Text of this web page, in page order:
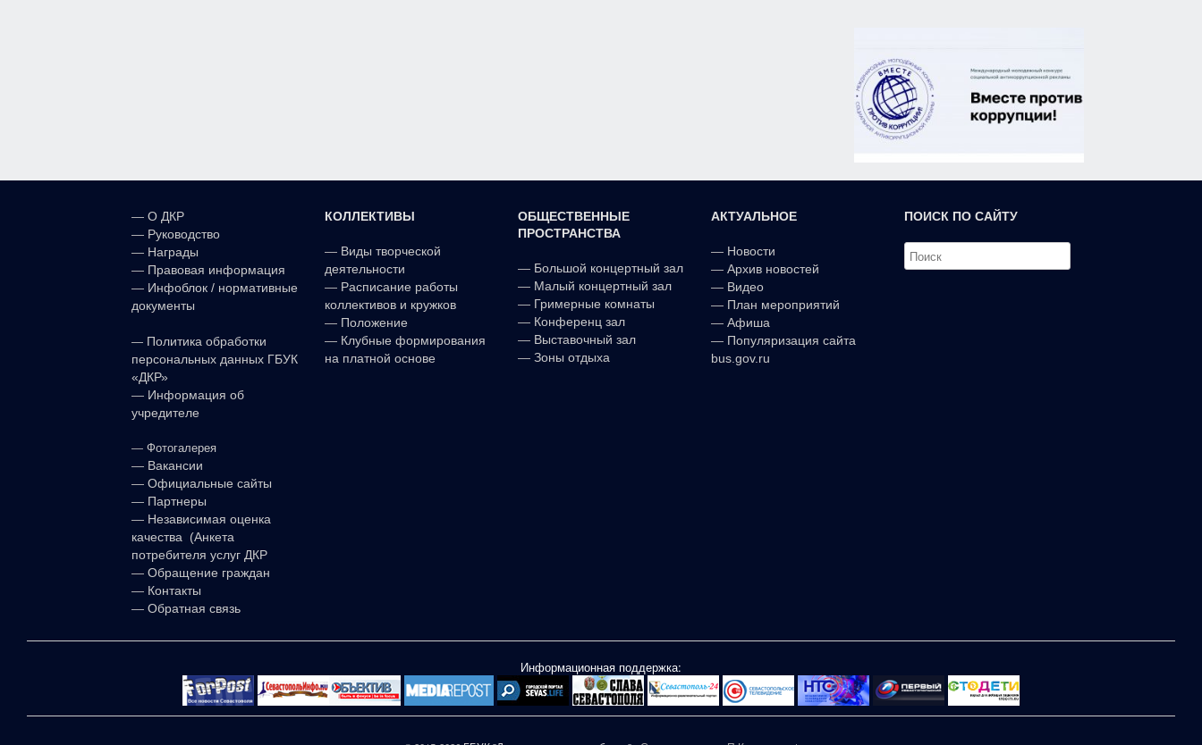
— О ДКР
— Руководство
— Награды
— Правовая информация
— Инфоблок / нормативные
документы
— Политика обработки
персональных данных ГБУК
«ДКР»
— Информация об
учредителе
— Фотогалерея
— Вакансии
— Официальные сайты
— Партнеры
— Независимая оценка
качества (Анкета
потребителя услуг ДКР
— Обращение граждан
— Контакты
— Обратная связь
КОЛЛЕКТИВЫ
— Виды творческой
деятельности
— Расписание работы
коллективов и кружков
— Положение
— Клубные формирования
на платной основе
ОБЩЕСТВЕННЫЕ
ПРОСТРАНСТВА
— Большой концертный зал
— Малый концертный зал
— Гримерные комнаты
— Конференц зал
— Выставочный зал
— Зоны отдыха
АКТУАЛЬНОЕ
— Новости
— Архив новостей
— Видео
— План мероприятий
— Афиша
— Популяризация сайта
bus.gov.ru
ПОИСК ПО САЙТУ
Информационная поддержка: